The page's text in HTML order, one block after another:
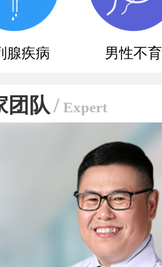
腺疾病 男性不育
团队/ Expert